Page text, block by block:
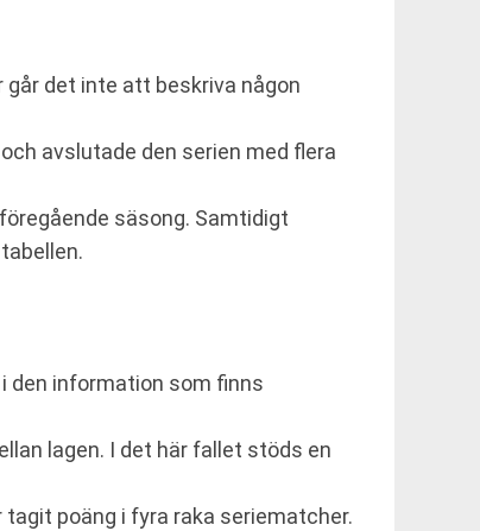
går det inte att beskriva någon
avslutade den serien med flera
säsong. Samtidigt
den information som finns
lagen. I det här fallet stöds en
poäng i fyra raka seriematcher.